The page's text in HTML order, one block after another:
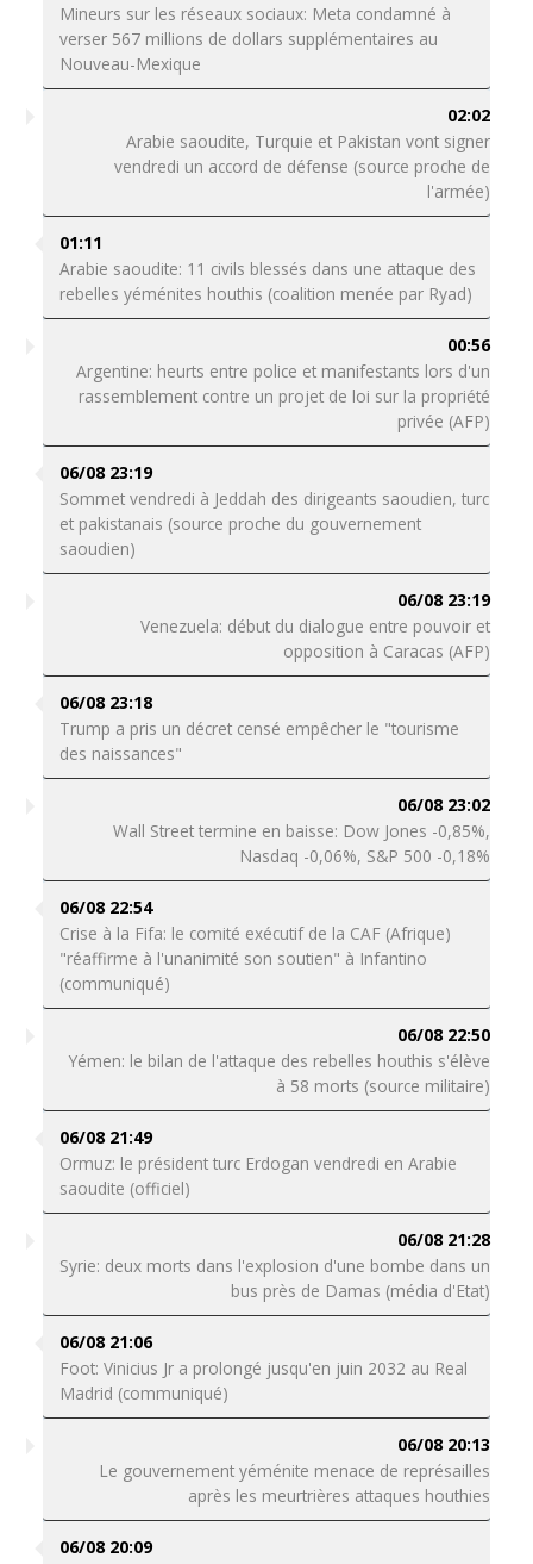
Mineurs sur les réseaux sociaux: Meta condamné à
verser 567 millions de dollars supplémentaires au
Nouveau-Mexique
02:02
Arabie saoudite, Turquie et Pakistan vont signer
vendredi un accord de défense (source proche de
l'armée)
01:11
Arabie saoudite: 11 civils blessés dans une attaque des
rebelles yéménites houthis (coalition menée par Ryad)
00:56
Argentine: heurts entre police et manifestants lors d'un
rassemblement contre un projet de loi sur la propriété
privée (AFP)
06/08 23:19
Sommet vendredi à Jeddah des dirigeants saoudien, turc
et pakistanais (source proche du gouvernement
saoudien)
06/08 23:19
Venezuela: début du dialogue entre pouvoir et
opposition à Caracas (AFP)
06/08 23:18
Trump a pris un décret censé empêcher le "tourisme
des naissances"
06/08 23:02
Wall Street termine en baisse: Dow Jones -0,85%,
Nasdaq -0,06%, S&P 500 -0,18%
06/08 22:54
Crise à la Fifa: le comité exécutif de la CAF (Afrique)
"réaffirme à l'unanimité son soutien" à Infantino
(communiqué)
06/08 22:50
Yémen: le bilan de l'attaque des rebelles houthis s'élève
à 58 morts (source militaire)
06/08 21:49
Ormuz: le président turc Erdogan vendredi en Arabie
saoudite (officiel)
06/08 21:28
Syrie: deux morts dans l'explosion d'une bombe dans un
bus près de Damas (média d'Etat)
06/08 21:06
Foot: Vinicius Jr a prolongé jusqu'en juin 2032 au Real
Madrid (communiqué)
06/08 20:13
Le gouvernement yéménite menace de représailles
après les meurtrières attaques houthies
06/08 20:09